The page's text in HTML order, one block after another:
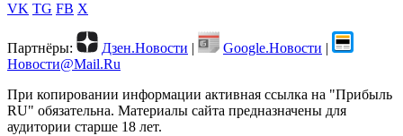
VK TG FB X
Партнёры: Дзен.Новости | Google.Новости |
Новости@Mail.Ru
При копировании информации активная ссылка на "Прибыль
RU" обязательна. Материалы сайта предназначены для
аудитории старше 18 лет.